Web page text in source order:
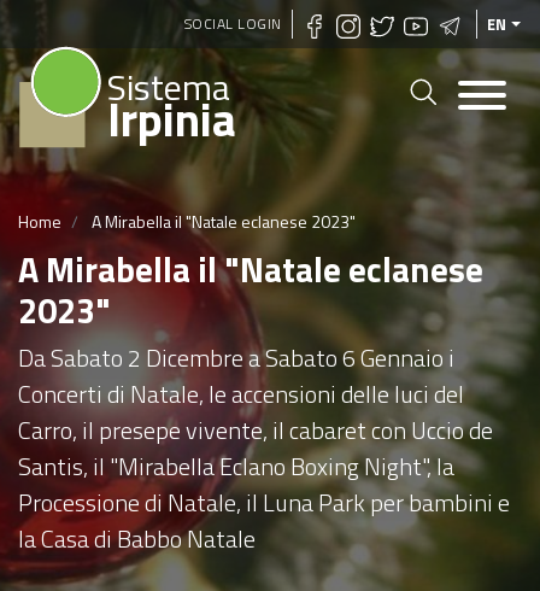
Skip
to
main
content
SOCIAL LOGIN EN
Sistema
Irpinia
Home A Mirabella il "Natale eclanese 2023"
A Mirabella il "Natale eclanese
2023"
Da Sabato 2 Dicembre a Sabato 6 Gennaio i
Concerti di Natale, le accensioni delle luci del
Carro, il presepe vivente, il cabaret con Uccio de
Santis, il "Mirabella Eclano Boxing Night", la
Processione di Natale, il Luna Park per bambini e
la Casa di Babbo Natale